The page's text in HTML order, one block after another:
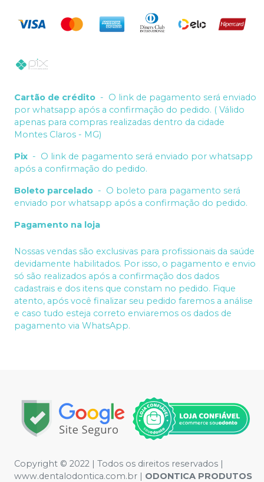
Cartão de crédito - O link de pagamento será enviado
por whatsapp após a confirmação do pedido. ( Válido
apenas para compras realizadas dentro da cidade
Montes Claros - MG)
Pix - O link de pagamento será enviado por whatsapp
após a confirmação do pedido.
Boleto parcelado - O boleto para pagamento será
enviado por whatsapp após a confirmação do pedido.
Pagamento na loja
Nossas vendas são exclusivas para profissionais da saúde
devidamente habilitados. Por isso, o pagamento e envio
só são realizados após a confirmação dos dados
cadastrais e dos itens que constam no pedido. Fique
atento, após você finalizar seu pedido faremos a análise
e caso tudo esteja correto enviaremos os dados de
pagamento via WhatsApp.
Copyright © 2022 | Todos os direitos reservados |
www.dentalodontica.com.br | ODONTICA PRODUTOS